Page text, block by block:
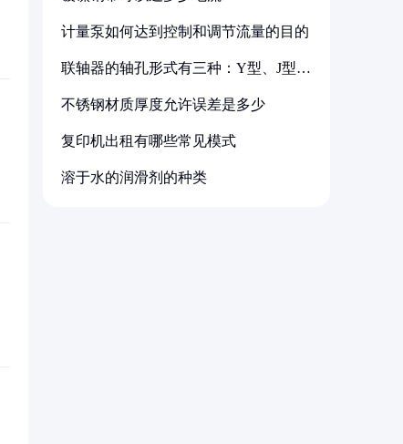
计量泵如何达到控制和调节流量的目的
联轴器的轴孔形式有三种：Y型、J型、
不锈钢材质厚度允许误差是多少
复印机出租有哪些常见模式
溶于水的润滑剂的种类